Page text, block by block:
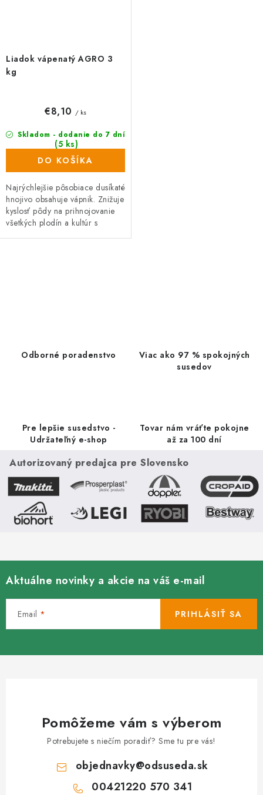
Liadok vápenatý AGRO 3
kg
Skladom - dodanie do 7 dní
(5 ks)
€8,10 / ks
DO KOŠÍKA
Najrýchlejšie pôsobiace dusíkaté
hnojivo obsahuje vápnik. Znižuje
kyslosť pôdy na prihnojovanie
všetkých plodín a kultúr s
k
y
ý
u
Odborné poradenstvo
Viac ako 97 % spokojných
susedov
Pre lepšie susedstvo -
Udržateľný e-shop
Tovar nám vráťte pokojne
až za 100 dní
Autorizovaný predajca pre Slovensko
Aktuálne novinky a akcie na váš e-mail
Email PRIHLÁSIŤ SA
Pomôžeme vám s výberom
Potrebujete s niečím poradiť? Sme tu pre vás!
objednavky@odsuseda.sk
00421220 570 341